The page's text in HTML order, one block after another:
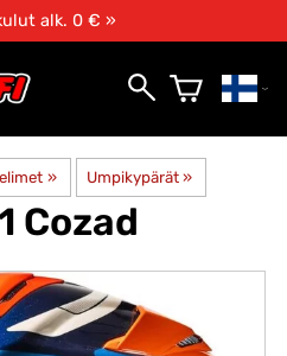
alk. 0 € »
‪» Umpikypärät ‪»
Cozad